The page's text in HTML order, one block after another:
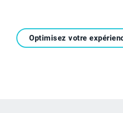
Optimisez votre